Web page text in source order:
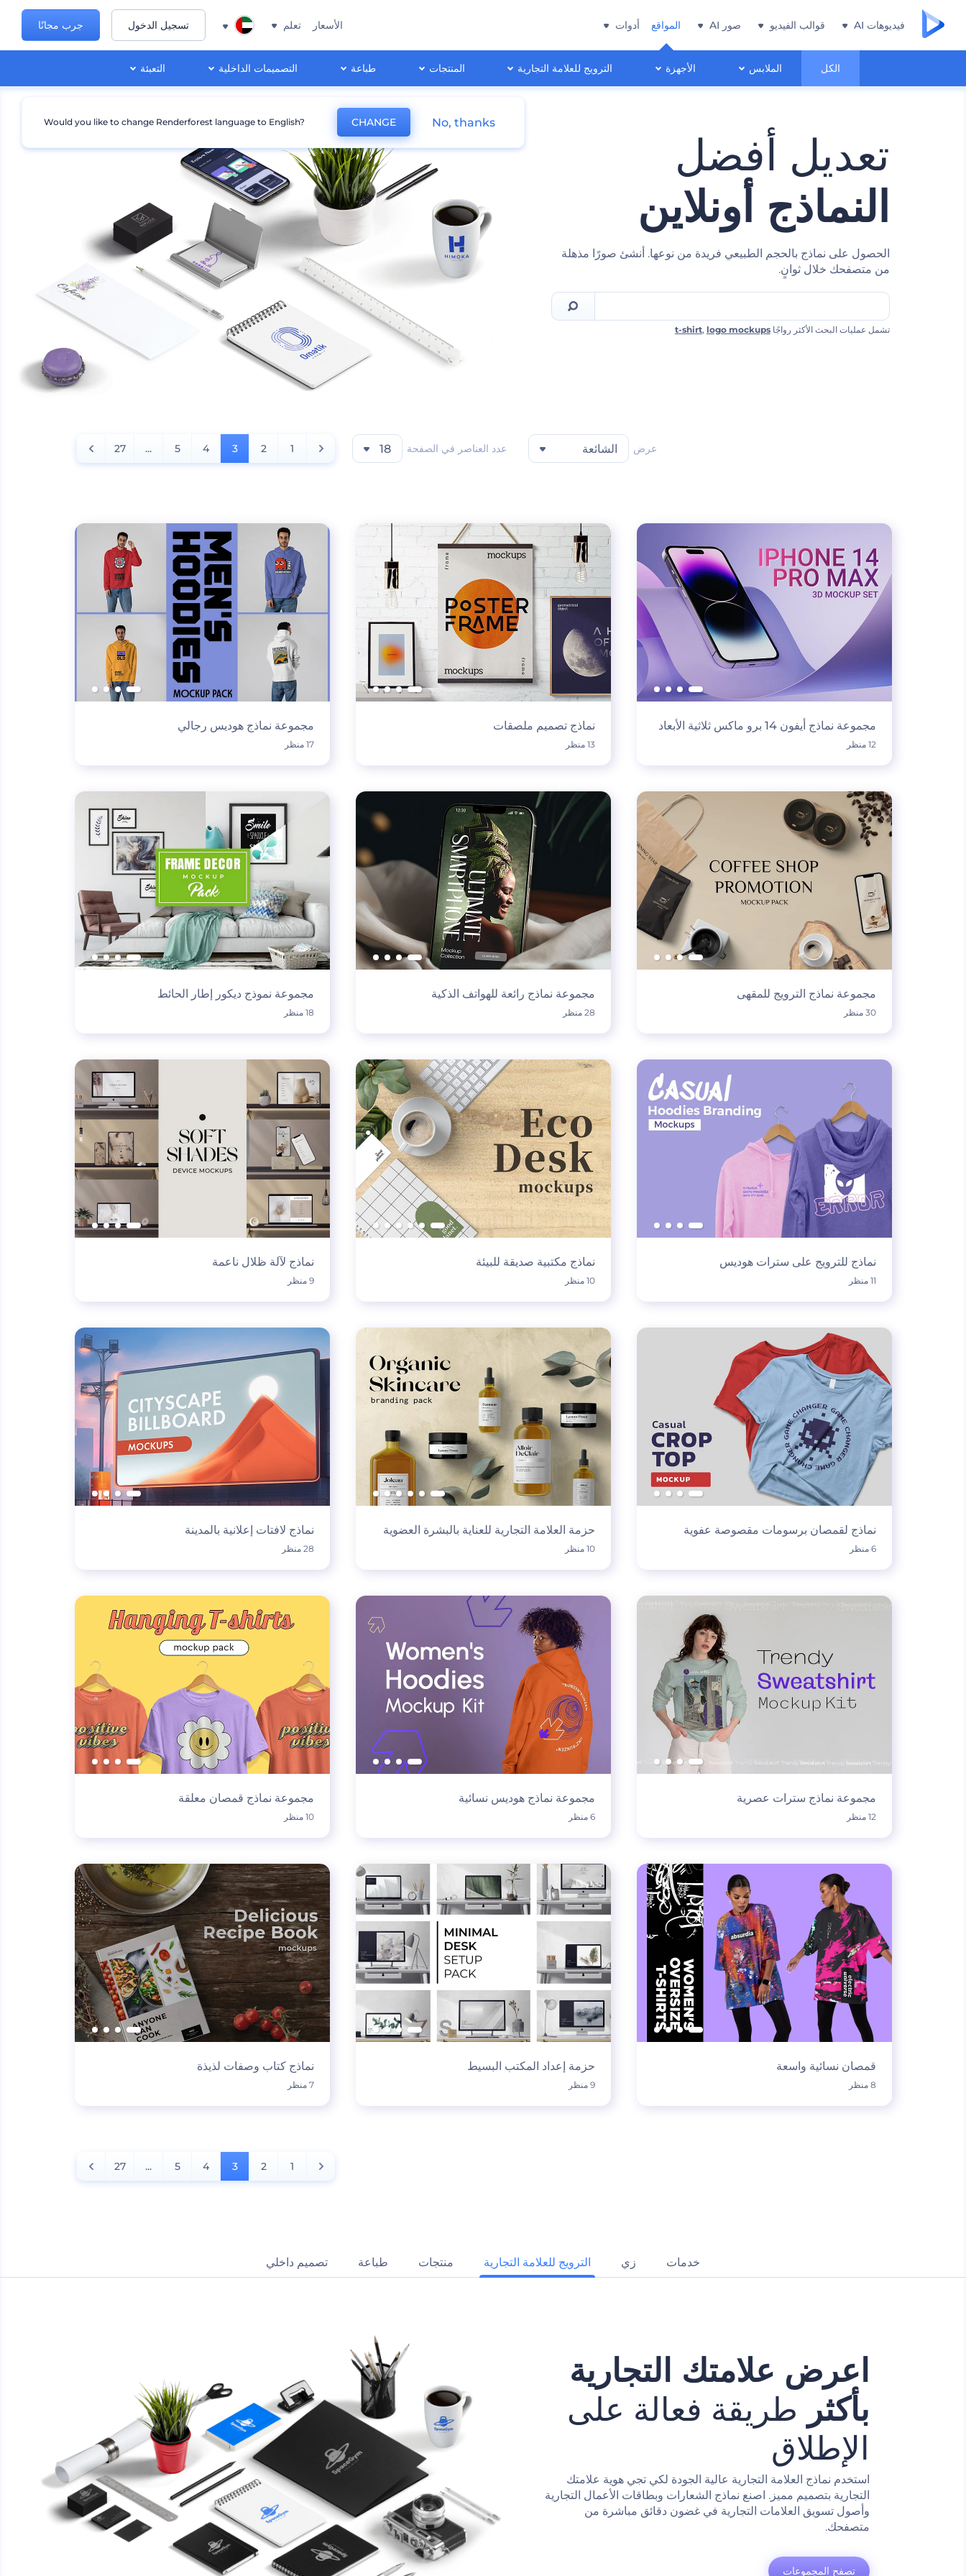
فيديوهات AI قوالب الفيديو صور AI المواقع
الكل الملابس الأجهزة الترويج للعلامة التجارية المنتجات طباعة التصميمات الداخلية التعبئة
أدوات الأسعار تعلم تسجيل الدخول جرب مجانًا
تعديل أفضل
النماذج أونلاين
الحصول على نماذج بالحجم الطبيعي فريدة من نوعها. أنشئ صورًا مذهلة
من متصفحك خلال ثوانٍ.
تشمل عمليات البحث الأكثر رواجًا t-shirt, logo mockups
عرض الشائعة عدد العناصر في الصفحة 18
1
2
3
4
5
...
27
مجموعة نماذج أيفون 14 برو ماكس ثلاثية الأبعاد
12 منظر
نماذج تصميم ملصقات
13 منظر
مجموعة نماذج هوديس رجالي
17 منظر
مجموعة نماذج الترويج للمقهى
30 منظر
مجموعة نماذج رائعة للهواتف الذكية
28 منظر
مجموعة نموذج ديكور إطار الحائط
18 منظر
نماذج للترويج على سترات هوديس
11 منظر
نماذج مكتبية صديقة للبيئة
10 منظر
نماذج لآلة ظلال ناعمة
9 منظر
نماذج لقمصان برسومات مقصوصة عفوية
6 منظر
حزمة العلامة التجارية للعناية بالبشرة العضوية
10 منظر
نماذج لافتات إعلانية بالمدينة
28 منظر
مجموعة نماذج سترات عصرية
12 منظر
مجموعة نماذج هوديس نسائية
6 منظر
مجموعة نماذج قمصان معلقة
10 منظر
قمصان نسائية واسعة
8 منظر
حزمة إعداد المكتب البسيط
9 منظر
نماذج كتاب وصفات لذيذة
7 منظر
1
2
3
4
5
...
27
خدمات زي الترويج للعلامة التجارية منتجات طباعة تصميم داخلي
اعرض علامتك التجارية
بأكثر طريقة فعالة على
الإطلاق
استخدم نماذج العلامة التجارية عالية الجودة لكي تجي هوية علامتك
التجارية بتصميم مميز. اصنع نماذج الشعارات وبطاقات الأعمال التجارية
وأصول تسويق العلامات التجارية في غضون دقائق مباشرة من
متصفحك.
تصفح المجموعات
Would you like to change Renderforest language to English? CHANGE No, thanks